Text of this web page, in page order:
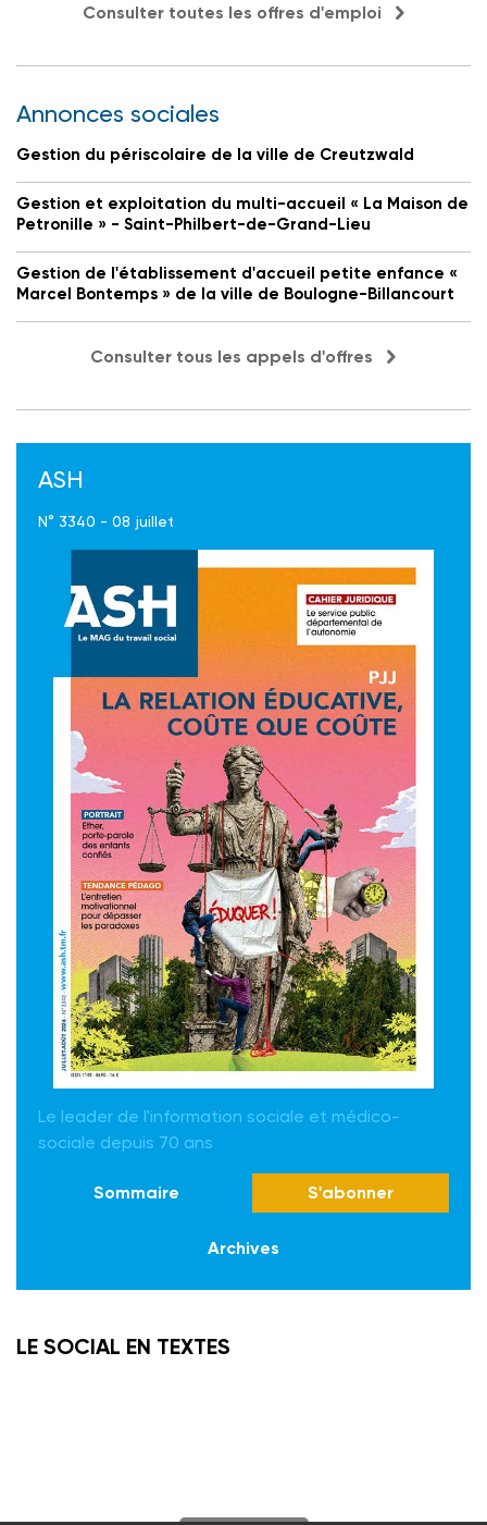
Consulter toutes les offres d'emploi
Annonces sociales
Gestion du périscolaire de la ville de Creutzwald
Gestion et exploitation du multi-accueil « La Maison de
Petronille » - Saint-Philbert-de-Grand-Lieu
Gestion de l'établissement d'accueil petite enfance «
Marcel Bontemps » de la ville de Boulogne-Billancourt
Consulter tous les appels d'offres
ASH
N° 3340 - 08 juillet
Le leader de l'information sociale et médico-
sociale depuis 70 ans
Sommaire S'abonner
Archives
LE SOCIAL EN TEXTES